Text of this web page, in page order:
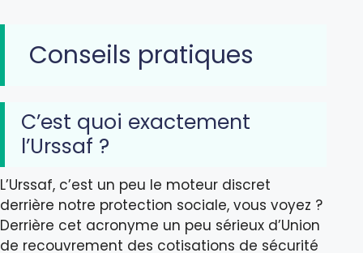
Conseils pratiques
C’est quoi exactement
l’Urssaf ?
L’Urssaf, c’est un peu le moteur discret
derrière notre protection sociale, vous voyez ?
Derrière cet acronyme un peu sérieux d’Union
de recouvrement des cotisations de sécurité